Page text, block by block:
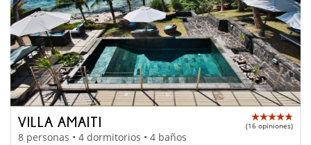
VILLA AMAITI (16 opiniones)
8 personas • 4 dormitorios • 4 baños